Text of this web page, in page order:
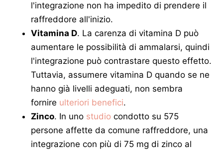
l'integrazione non ha impedito di prendere il
raffreddore all'inizio.
Vitamina D. La carenza di vitamina D può
aumentare le possibilità di ammalarsi, quindi
l'integrazione può contrastare questo effetto.
Tuttavia, assumere vitamina D quando se ne
hanno già livelli adeguati, non sembra
fornire ulteriori benefici.
Zinco. In uno studio condotto su 575
persone affette da comune raffreddore, una
integrazione con più di 75 mg di zinco al